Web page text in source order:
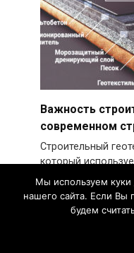
Важность
современном
Строительный
который
проектах для
0 2.7k.
Мы используем куки
нашего сайта. Если Вы
будем